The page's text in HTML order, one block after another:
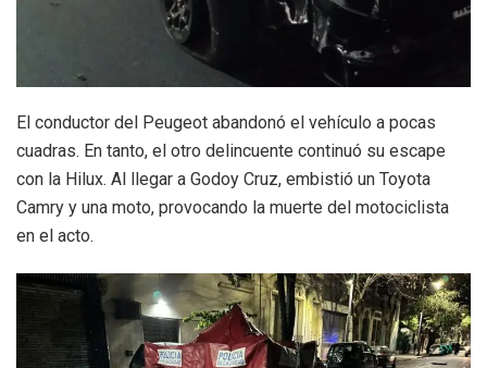
El conductor del Peugeot abandonó el vehículo a pocas
cuadras. En tanto, el otro delincuente continuó su escape
con la Hilux. Al llegar a Godoy Cruz, embistió un Toyota
Camry y una moto, provocando la muerte del motociclista
en el acto.